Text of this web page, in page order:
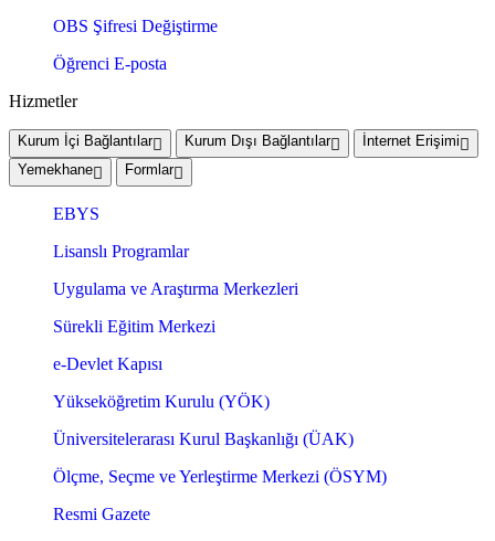
OBS Şifresi Değiştirme
Öğrenci E-posta
Hizmetler
Kurum İçi Bağlantılar Kurum Dışı Bağlantılar
İnternet Erişimi
Yemekhane
Formlar
EBYS
Lisanslı Programlar
Uygulama ve Araştırma Merkezleri
Sürekli Eğitim Merkezi
e-Devlet Kapısı
Yükseköğretim Kurulu (YÖK)
Üniversitelerarası Kurul Başkanlığı (ÜAK)
Ölçme, Seçme ve Yerleştirme Merkezi (ÖSYM)
Resmi Gazete